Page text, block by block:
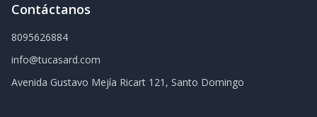
Contáctanos
8095626884
info@tucasard.com
Avenida Gustavo Mejía Ricart 121, Santo Domingo